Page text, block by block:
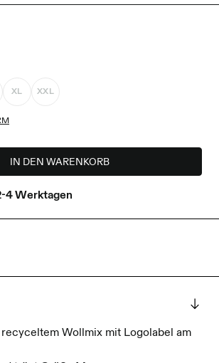
XL XXL
IN DEN WARENKORB
4 Werktagen
Wollmix mit Logolabel am